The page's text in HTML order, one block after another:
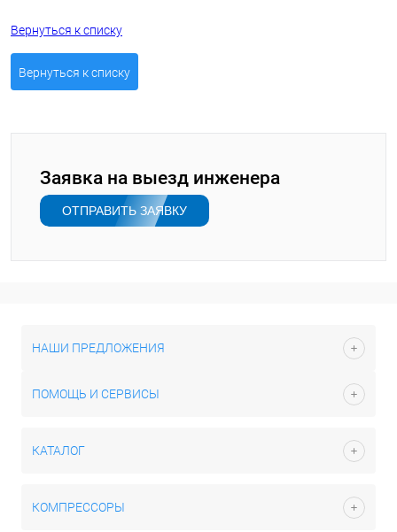
Вернуться к списку
Вернуться к списку
Заявка на выезд инженера
ОТПРАВИТЬ ЗАЯВКУ
НАШИ ПРЕДЛОЖЕНИЯ
ПОМОЩЬ И СЕРВИСЫ
КАТАЛОГ
КОМПРЕССОРЫ